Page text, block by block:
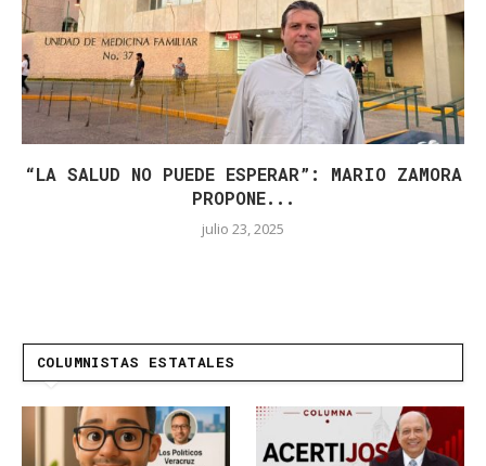
“LA SALUD NO PUEDE ESPERAR”: MARIO ZAMORA
PROPONE...
julio 23, 2025
COLUMNISTAS ESTATALES